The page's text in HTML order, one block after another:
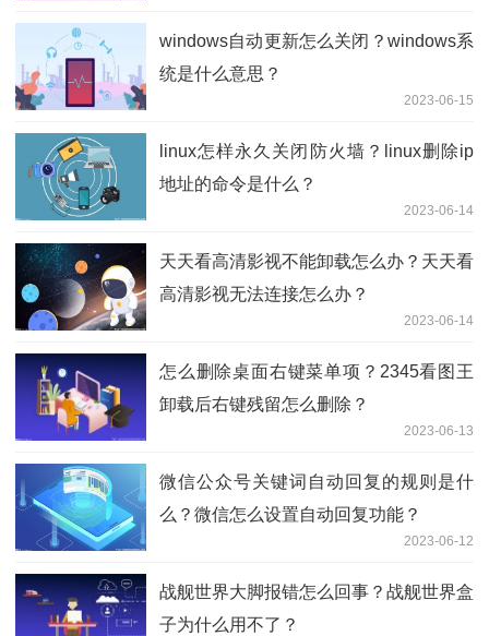
windows自动更新怎么关闭？windows系
统是什么意思？
2023-06-15
linux怎样永久关闭防火墙？linux删除ip
地址的命令是什么？
2023-06-14
天天看高清影视不能卸载怎么办？天天看
高清影视无法连接怎么办？
2023-06-14
怎么删除桌面右键菜单项？2345看图王
卸载后右键残留怎么删除？
2023-06-13
微信公众号关键词自动回复的规则是什
么？微信怎么设置自动回复功能？
2023-06-12
战舰世界大脚报错怎么回事？战舰世界盒
子为什么用不了？